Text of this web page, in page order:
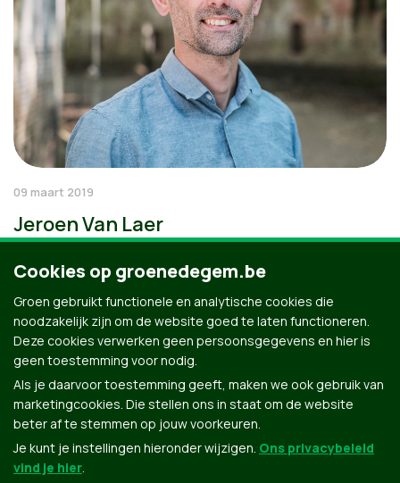
09 maart 2019
Jeroen Van Laer
Cookies op groenedegem.be
Groen gebruikt functionele en analytische cookies die
noodzakelijk zijn om de website goed te laten functioneren.
Deze cookies verwerken geen persoonsgegevens en hier is
geen toestemming voor nodig.
Als je daarvoor toestemming geeft, maken we ook gebruik van
marketingcookies. Die stellen ons in staat om de website
beter af te stemmen op jouw voorkeuren.
Je kunt je instellingen hieronder wijzigen. Ons privacybeleid
vind je hier.